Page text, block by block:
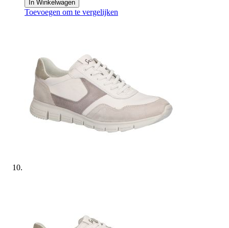
In Winkelwagen
Toevoegen om te vergelijken